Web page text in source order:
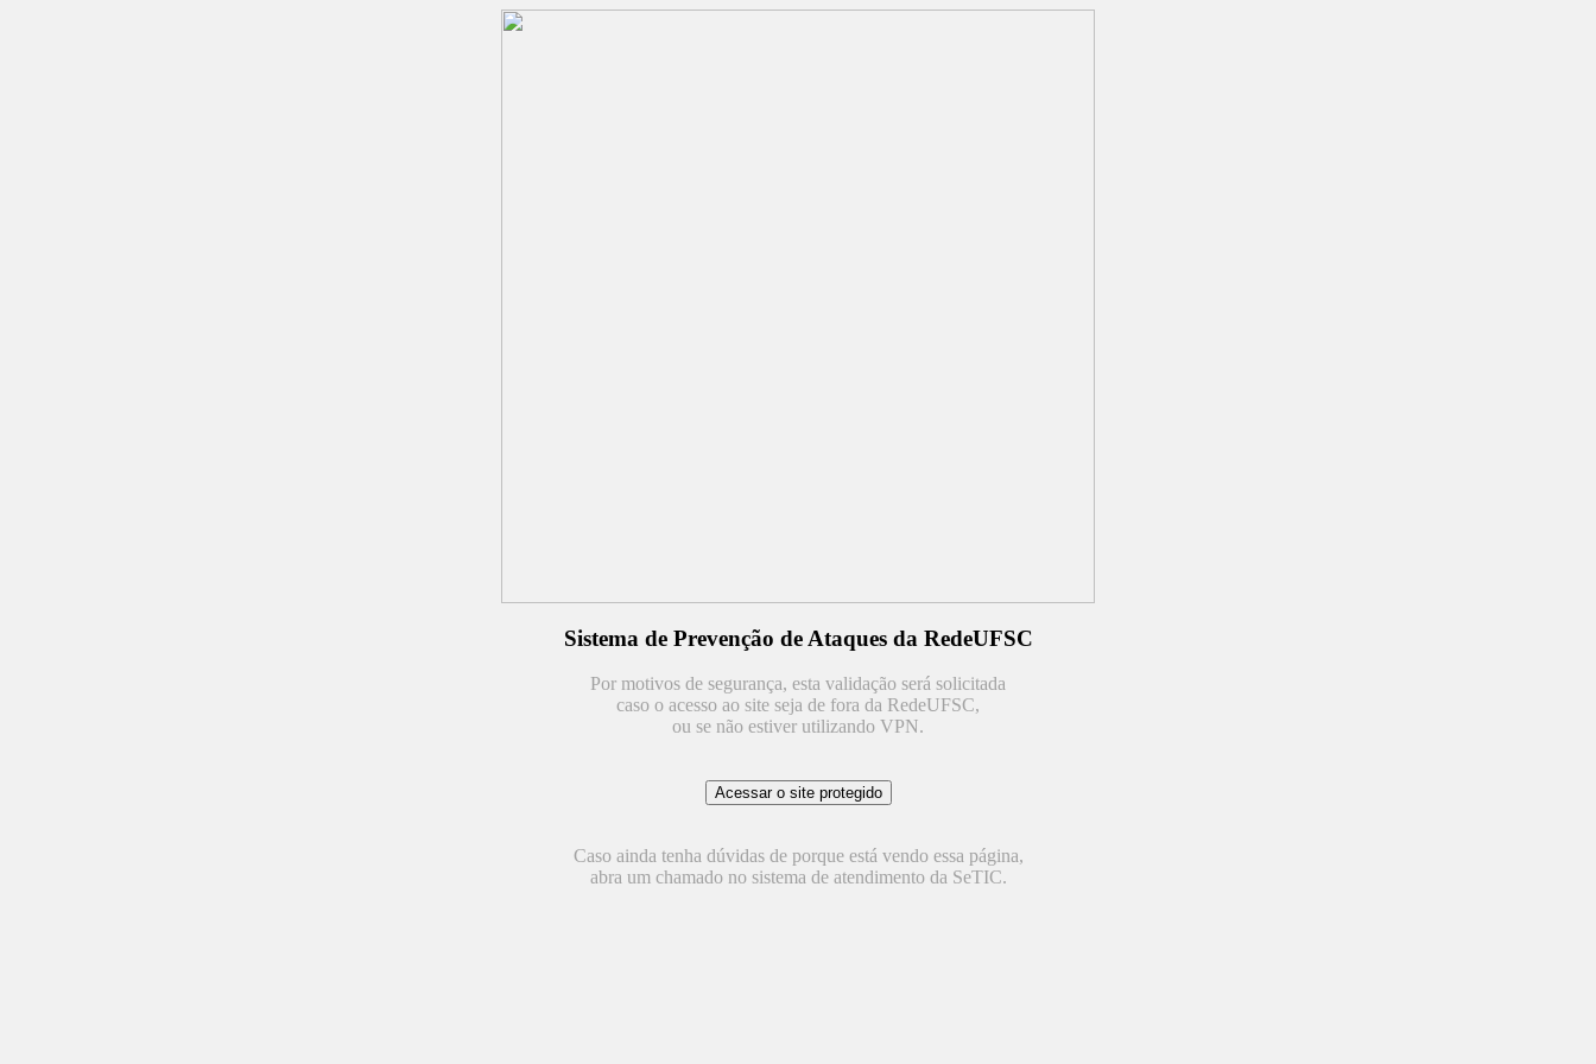
Sistema de Prevenção de Ataques da RedeUFSC
Por motivos de segurança, esta validação será solicitada
caso o acesso ao site seja de fora da RedeUFSC,
ou se não estiver utilizando VPN.
Caso ainda tenha dúvidas de porque está vendo essa página,
abra um chamado no sistema de atendimento da SeTIC.